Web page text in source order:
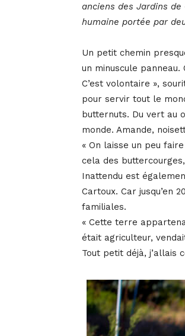
anciens des Jardins
humaine portée par
Un petit chemin
un minuscule
C’est volontaire »,
pour servir tout le
butternuts. Du vert au
monde. Amande,
« On laisse un peu
cela des
Inattendu est
Cartoux. Car jusqu’en
familiales.
« Cette terre
était agriculteur,
Tout petit déjà, j’allais